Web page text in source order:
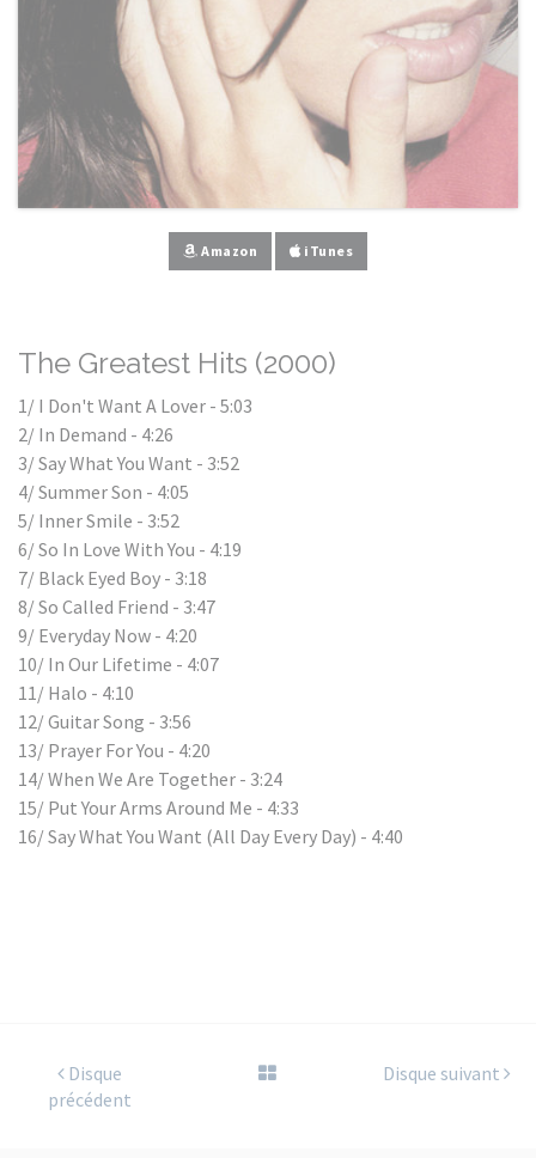
Amazon iTunes
The Greatest Hits (2000)
1/ I Don't Want A Lover - 5:03
2/ In Demand - 4:26
3/ Say What You Want - 3:52
4/ Summer Son - 4:05
5/ Inner Smile - 3:52
6/ So In Love With You - 4:19
7/ Black Eyed Boy - 3:18
8/ So Called Friend - 3:47
9/ Everyday Now - 4:20
10/ In Our Lifetime - 4:07
11/ Halo - 4:10
12/ Guitar Song - 3:56
13/ Prayer For You - 4:20
14/ When We Are Together - 3:24
15/ Put Your Arms Around Me - 4:33
16/ Say What You Want (All Day Every Day) - 4:40
Disque
précédent
Disque suivant